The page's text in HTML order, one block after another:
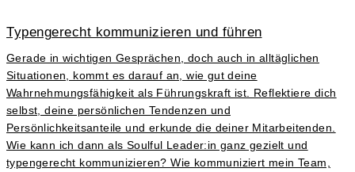
Typengerecht kommunizieren und führen
Gerade in wichtigen Gesprächen, doch auch in alltäglichen
Situationen, kommt es darauf an, wie gut deine
Wahrnehmungsfähigkeit als Führungskraft ist. Reflektiere dich
selbst, deine persönlichen Tendenzen und
Persönlichkeitsanteile und erkunde die deiner Mitarbeitenden.
Wie kann ich dann als Soulful Leader:in ganz gezielt und
typengerecht kommunizieren? Wie kommuniziert mein Team,